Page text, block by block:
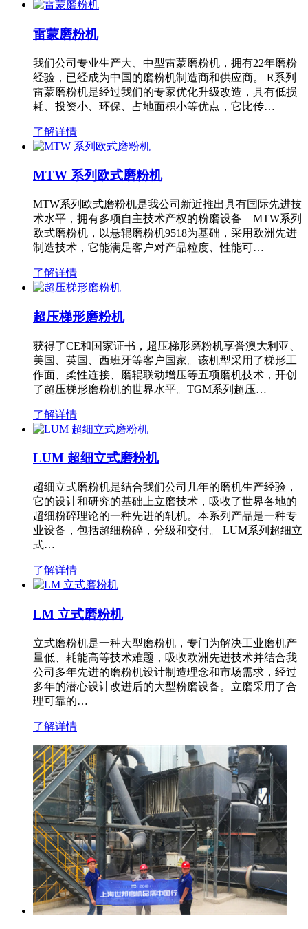
雷蒙磨粉机
我们公司专业生产大、中型雷蒙磨粉机，拥有22年磨粉
经验，已经成为中国的磨粉机制造商和供应商。 R系列
雷蒙磨粉机是经过我们的专家优化升级改造，具有低损
耗、投资小、环保、占地面积小等优点，它比传…
了解详情
MTW 系列欧式磨粉机
MTW系列欧式磨粉机是我公司新近推出具有国际先进技
术水平，拥有多项自主技术产权的粉磨设备—MTW系列
欧式磨粉机，以悬辊磨粉机9518为基础，采用欧洲先进
制造技术，它能满足客户对产品粒度、性能可…
了解详情
超压梯形磨粉机
获得了CE和国家证书，超压梯形磨粉机享誉澳大利亚、
美国、英国、西班牙等客户国家。该机型采用了梯形工
作面、柔性连接、磨辊联动增压等五项磨机技术，开创
了超压梯形磨粉机的世界水平。TGM系列超压…
了解详情
LUM 超细立式磨粉机
超细立式磨粉机是结合我们公司几年的磨机生产经验，
它的设计和研究的基础上立磨技术，吸收了世界各地的
超细粉碎理论的一种先进的轧机。本系列产品是一种专
业设备，包括超细粉碎，分级和交付。 LUM系列超细立
式…
了解详情
LM 立式磨粉机
立式磨粉机是一种大型磨粉机，专门为解决工业磨机产
量低、耗能高等技术难题，吸收欧洲先进技术并结合我
公司多年先进的磨粉机设计制造理念和市场需求，经过
多年的潜心设计改进后的大型粉磨设备。立磨采用了合
理可靠的…
了解详情